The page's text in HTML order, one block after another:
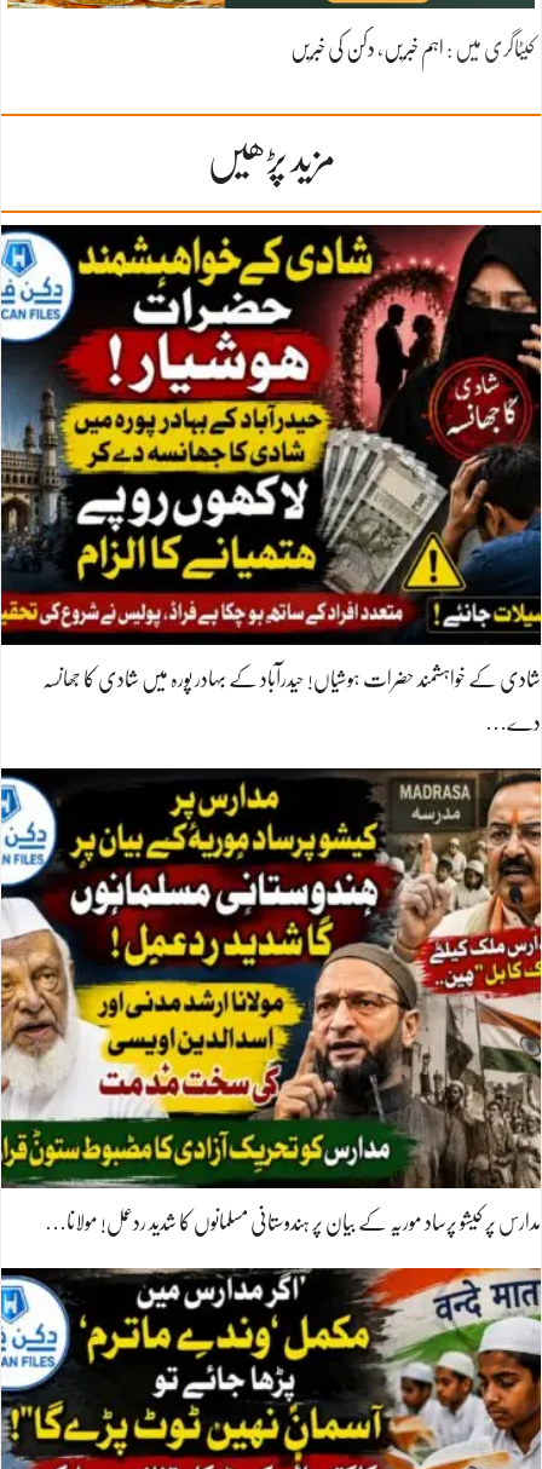
کیٹاگری میں : اہم خبریں ، دکن کی خبریں
مزید پڑھیں
شادی کے خواہشمند حضرات ہوشیاں! حیدرآباد کے بہادر پورہ میں شادی کا جھانسہ
دے…
مدارس پر کیشو پرساد موریہ کے بیان پر ہندوستانی مسلمانوں کا شدید ردعمل! مولانا…